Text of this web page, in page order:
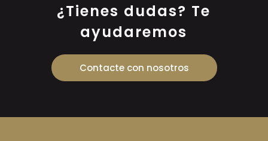
¿Tienes dudas? Te
ayudaremos
Contacte con nosotros